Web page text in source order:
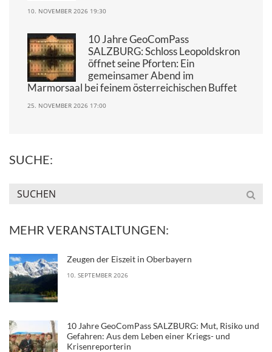
10. NOVEMBER 2026 19:30
10 Jahre GeoComPass
SALZBURG: Schloss Leopoldskron
öffnet seine Pforten: Ein
gemeinsamer Abend im
Marmorsaal bei feinem österreichischen Buffet
25. NOVEMBER 2026 17:00
SUCHE:
MEHR VERANSTALTUNGEN:
Zeugen der Eiszeit in Oberbayern
10. SEPTEMBER 2026
10 Jahre GeoComPass SALZBURG: Mut, Risiko und
Gefahren: Aus dem Leben einer Kriegs- und
Krisenreporterin